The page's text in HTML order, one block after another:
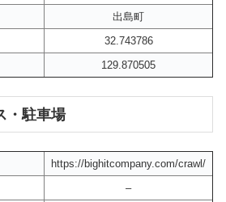
出島町
32.743786
129.870505
・駐車場
https://bighitcompany.com/crawl/
–